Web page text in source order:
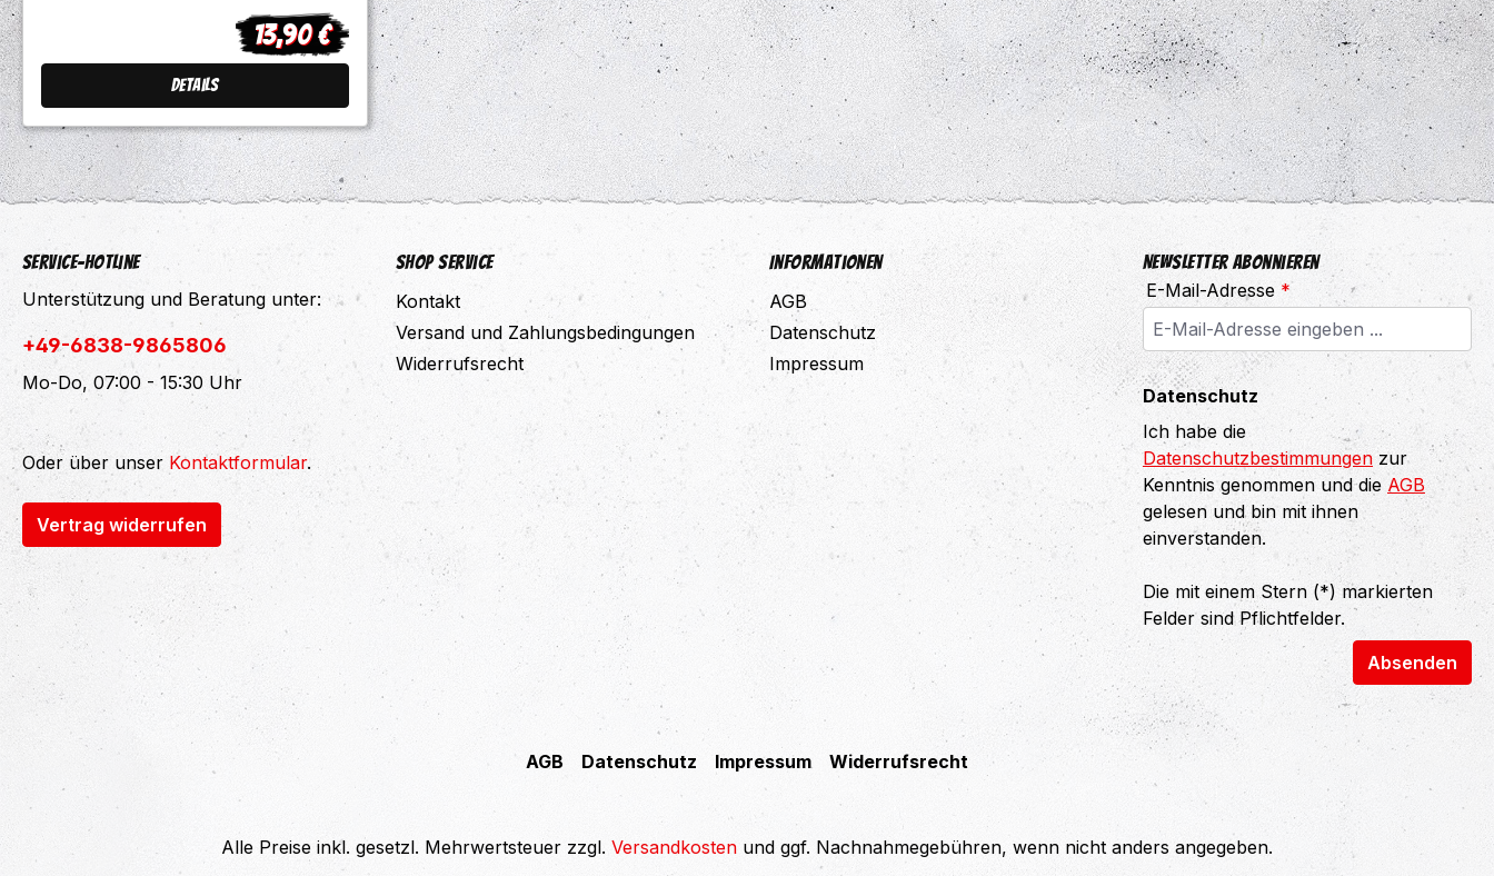
Regulärer Preis:
13,90 €
Details
Service-Hotline
Unterstützung und Beratung unter:
+49-6838-9865806
Mo-Do, 07:00 - 15:30 Uhr
Oder über unser Kontaktformular.
Vertrag widerrufen
Shop Service
Kontakt
Versand und Zahlungsbedingungen
Widerrufsrecht
Informationen
AGB
Datenschutz
Impressum
Newsletter abonnieren
E-Mail-Adresse *
Datenschutz
Ich habe die
Datenschutzbestimmungen zur
Kenntnis genommen und die AGB
gelesen und bin mit ihnen
einverstanden.
Die mit einem Stern (*) markierten
Felder sind Pflichtfelder.
Absenden
AGB Datenschutz Impressum Widerrufsrecht
Alle Preise inkl. gesetzl. Mehrwertsteuer zzgl. Versandkosten und ggf. Nachnahmegebühren, wenn nicht anders angegeben.